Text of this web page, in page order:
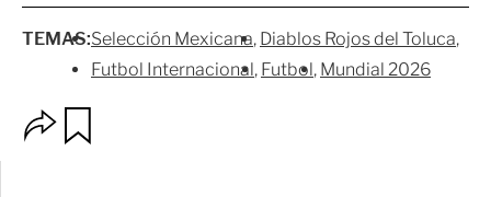
TEMAS:Selección Mexicana Diablos Rojos del Toluca
Futbol Internacional
Futbol Mundial 2026